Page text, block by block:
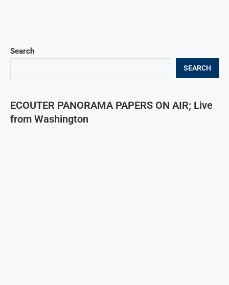
Search
SEARCH
ECOUTER PANORAMA PAPERS ON AIR; Live
from Washington